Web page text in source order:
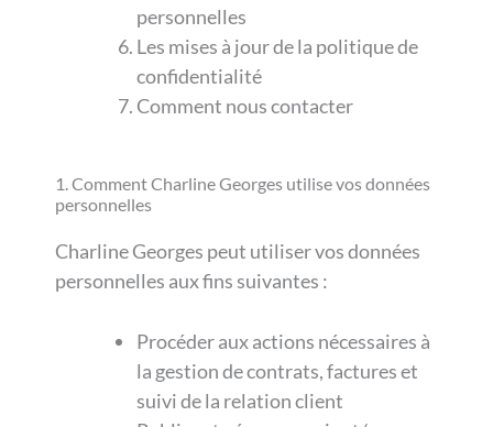
personnelles
Les mises à jour de la politique de
confidentialité
Comment nous contacter
1. Comment Charline Georges utilise vos données
personnelles
Charline Georges peut utiliser vos données
personnelles aux fins suivantes :
Procéder aux actions nécessaires à
la gestion de contrats, factures et
suivi de la relation client